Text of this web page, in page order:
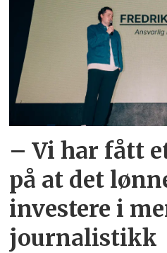
– Vi har fått
på at det
investere i
journalistikk